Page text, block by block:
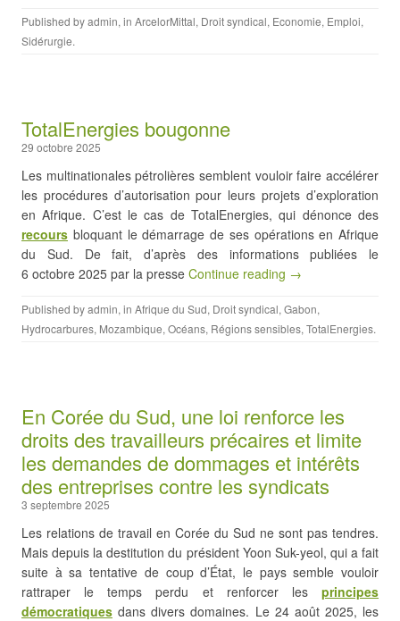
Published byadmin, in ArcelorMittal, Droit syndical, Economie, Emploi,
Sidérurgie.
TotalEnergies bougonne
29 octobre 2025
Les multinationales pétrolières semblent vouloir faire accélérer
les procédures d’autorisation pour leurs projets d’exploration
en Afrique. C’est le cas de TotalEnergies, qui dénonce des
recours bloquant le démarrage de ses opérations en Afrique
du Sud. De fait, d’après des informations publiées le
6 octobre 2025 par la presse Continue reading →
Published byadmin, in Afrique du Sud, Droit syndical, Gabon,
Hydrocarbures, Mozambique, Océans, Régions sensibles, TotalEnergies.
En Corée du Sud, une loi renforce les
droits des travailleurs précaires et limite
les demandes de dommages et intérêts
des entreprises contre les syndicats
3 septembre 2025
Les relations de travail en Corée du Sud ne sont pas tendres.
Mais depuis la destitution du président Yoon Suk-yeol, qui a fait
suite à sa tentative de coup d’État, le pays semble vouloir
rattraper le temps perdu et renforcer les principes
démocratiques dans divers domaines. Le 24 août 2025, les